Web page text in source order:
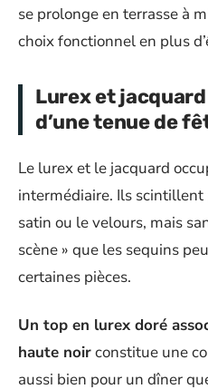
se prolonge en terrasse à
choix fonctionnel en plus
Lurex et
d’une tenue de
Le lurex et le jacquard
intermédiaire. Ils
satin ou le velours, mais
scène » que les sequins
certaines pièces.
Un top en lurex doré
haute noirconstitue une
aussi bien pour un dîner